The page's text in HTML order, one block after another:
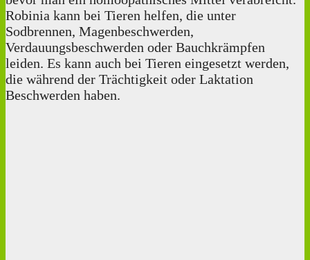
Robinia kann bei Tieren helfen, die unter
Sodbrennen, Magenbeschwerden,
Verdauungsbeschwerden oder Bauchkrämpfen
leiden. Es kann auch bei Tieren eingesetzt werden,
die während der Trächtigkeit oder Laktation
Beschwerden haben.